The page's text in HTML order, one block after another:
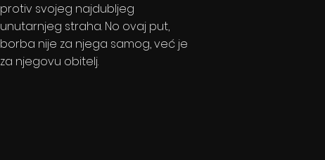
protiv svojeg najdubljeg
unutarnjeg straha. No ovaj put,
borba nije za njega samog, već je
za njegovu obitelj.